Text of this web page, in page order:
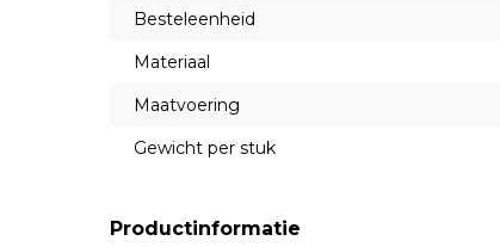
Besteleenheid
Materiaal
Maatvoering
Gewicht per stuk
Productinformatie